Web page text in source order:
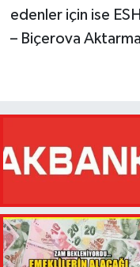
edenler için ise
– Biçerova